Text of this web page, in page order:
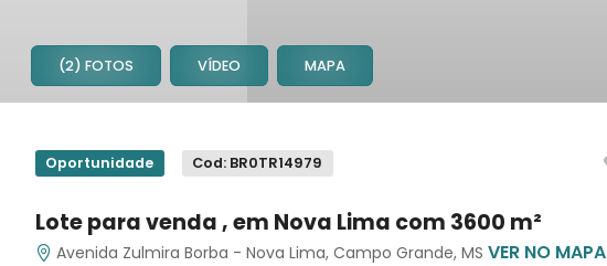
(2) FOTOS VÍDEO MAPA
Oportunidade Cod: BR0TR14979
Lote para venda , em Nova Lima com 3600 m²
Avenida Zulmira Borba - Nova Lima, Campo Grande, MSVER NO MAPA